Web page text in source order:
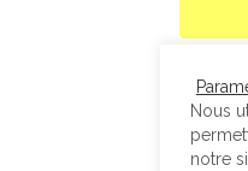
Nous
notre